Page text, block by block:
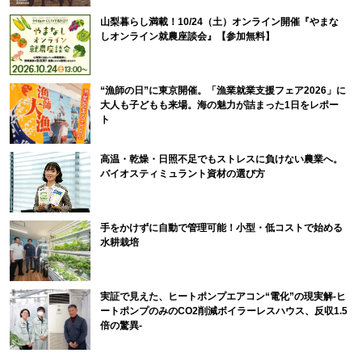
山梨暮らし満載！10/24（土）オンライン開催『やまな
しオンライン就農座談会』【参加無料】
“漁師の日”に東京開催。「漁業就業支援フェア2026」に
大人も子どもも来場。海の魅力が詰まった1日をレポー
ト
高温・乾燥・日照不足でもストレスに負けない農業へ。
バイオスティミュラント資材の選び方
手をかけずに自動で管理可能！小型・低コストで始める
水耕栽培
実証で見えた、ヒートポンプエアコン“電化”の現実解-ヒ
ートポンプのみのCO2削減ボイラーレスハウス、反収1.5
倍の驚異-